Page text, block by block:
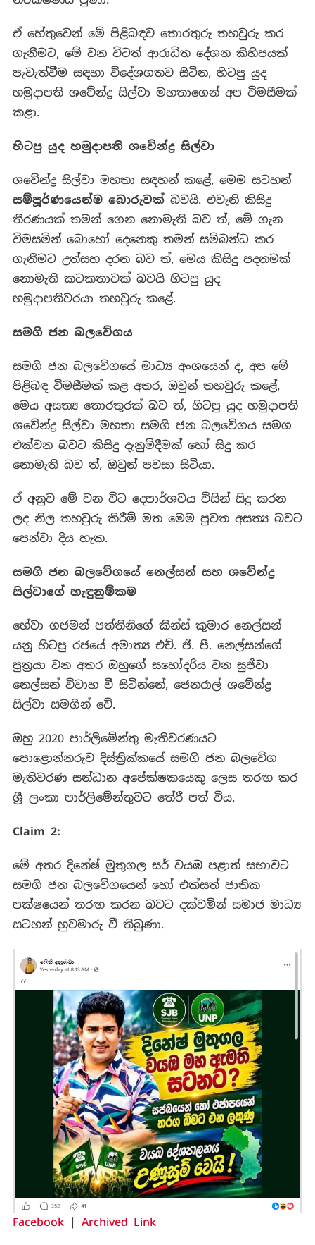
ඒ හේතුවෙන් මේ පිළිබඳව තොරතුරු තහවුරු කර
ගැනීමට, මේ වන විටත් ආරාධිත දේශන කිහිපයක්
පැවැත්වීම සඳහා විදේශගතව සිටින, හිටපු යුද
හමුදාපති ශවේන්ද්‍ර සිල්වා මහතාගෙන් අප විමසීමක්
කළා.
හිටපු යුද හමුදාපති ශවේන්ද්‍ර සිල්වා
ශවේන්ද්‍ර සිල්වා මහතා සඳහන් කළේ, මෙම සටහන්
සම්පූර්ණයෙන්ම බොරුවක් බවයි. එවැනි කිසිදු
තීරණයක් තමන් ගෙන නොමැති බව ත්, මේ ගැන
විමසමින් බොහෝ දෙනෙකු තමන් සම්බන්ධ කර
ගැනීමට උත්සහ දරන බව ත්, මෙය කිසිදු පදනමක්
නොමැති කටකතාවක් බවයි හිටපු යුද
හමුදාපතිවරයා තහවුරු කළේ.
සමගි ජන බලවේගය
සමගි ජන බලවේගයේ මාධ්‍ය අංශයෙන් ද, අප මේ
පිළිබඳ විමසීමක් කළ අතර, ඔවුන් තහවුරු කළේ,
මෙය අසත්‍ය තොරතුරක් බව ත්, හිටපු යුද හමුදාපති
ශවේන්ද්‍ර සිල්වා මහතා සමගි ජන බලවේගය සමග
එක්වන බවට කිසිදු දැනුම්දීමක් හෝ සිදු කර
නොමැති බව ත්, ඔවුන් පවසා සිටියා.
ඒ අනුව මේ වන විට දෙපාර්ශවය විසින් සිදු කරන
ලද නිල තහවුරු කිරීම් මත මෙම පුවත අසත්‍ය බවට
පෙන්වා දිය හැක.
සමගි ජන බලවේගයේ නෙල්සන් සහ ශවේන්ද්‍ර
සිල්වාගේ හැඳුනුම්කම
හේවා ගජමන් පත්තිනිගේ කින්ස් කුමාර නෙල්සන්
යනු හිටපු රජයේ අමාත්‍ය එච්. ජී. පී. නෙල්සන්ගේ
පුත්‍රයා වන අතර ඔහුගේ සහෝදරිය වන සුජීවා
නෙල්සන් විවාහ වී සිටින්නේ, ජෙනරාල් ශවේන්ද්‍ර
සිල්වා සමගින් වේ.
ඔහු 2020 පාර්ලිමේන්තු මැතිවරණයට
පොළොන්නරුව දිස්ත්‍රික්කයේ සමගි ජන බලවේග
මැතිවරණ සන්ධාන අපේක්ෂකයෙකු ලෙස තරඟ කර
ශ්‍රී ලංකා පාර්ලිමේන්තුවට තේරී පත් විය.
Claim 2:
මේ අතර දිනේෂ් මුතුගල සර් වයඹ පළාත් සභාවට
සමගි ජන බලවේගයෙන් හෝ එක්සත් ජාතික
පක්ෂයෙන් තරඟ කරන බවට දක්වමින් සමාජ මාධ්‍ය
සටහන් හුවමාරු වී තිබුණා.
Facebook| Archived Link